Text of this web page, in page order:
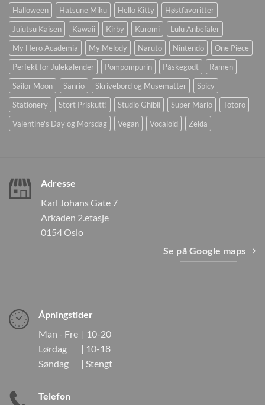
Halloween
Hatsune Miku Hello Kitty
Høstfavoritter
Jujutsu Kaisen
Kawaii Kirby Kuromi
Lulu Anbefaler
My Hero Academia
My Melody Naruto Nintendo
One Piece
Perfekt for Julekalender
Pompompurin Påskegodt
Ramen
Sailor Moon
Sanrio Skrivebord og Musematter
Spicy
Stationery
Stort Priskutt! Studio Ghibli Super Mario
Totoro
Valentine's Day og Morsdag
Vegan Vocaloid Zelda
Adresse
Karl Johans Gate 7
Arkaden 2.etasje
0154 Oslo
Se på Google maps
Åpningstider
Man - Fre | 10-20
Lørdag | 10-18
Søndag | Stengt
Telefon